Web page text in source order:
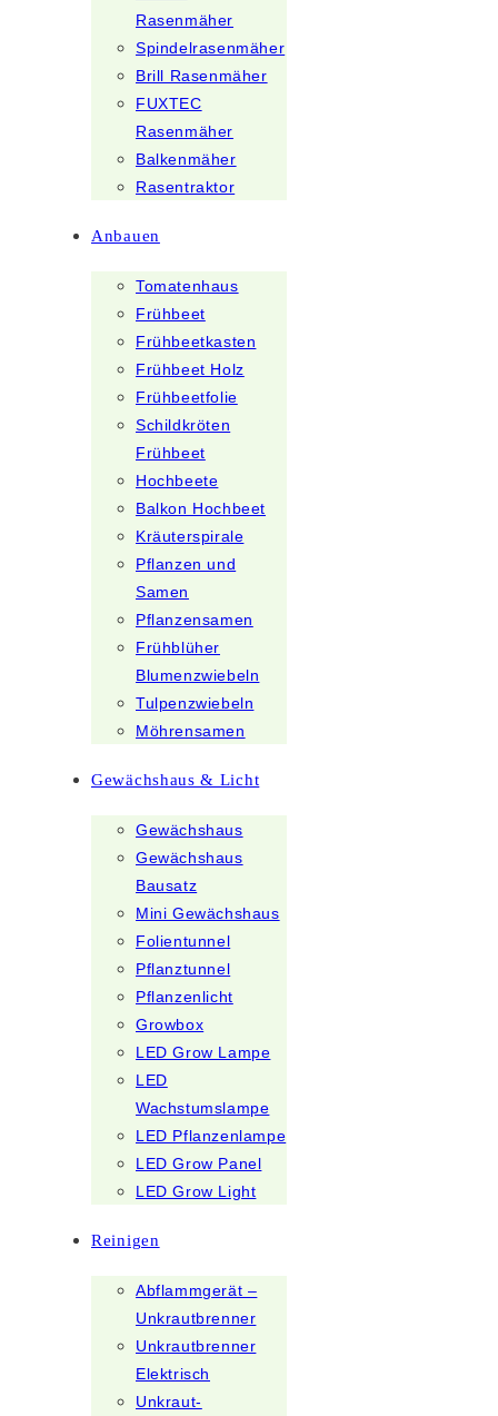
Rasenmäher
Spindelrasenmäher
Brill Rasenmäher
FUXTEC
Rasenmäher
Balkenmäher
Rasentraktor
Anbauen
Tomatenhaus
Frühbeet
Frühbeetkasten
Frühbeet Holz
Frühbeetfolie
Schildkröten
Frühbeet
Hochbeete
Balkon Hochbeet
Kräuterspirale
Pflanzen und
Samen
Pflanzensamen
Frühblüher
Blumenzwiebeln
Tulpenzwiebeln
Möhrensamen
Gewächshaus & Licht
Gewächshaus
Gewächshaus
Bausatz
Mini Gewächshaus
Folientunnel
Pflanztunnel
Pflanzenlicht
Growbox
LED Grow Lampe
LED
Wachstumslampe
LED Pflanzenlampe
LED Grow Panel
LED Grow Light
Reinigen
Abflammgerät –
Unkrautbrenner
Unkrautbrenner
Elektrisch
Unkraut-